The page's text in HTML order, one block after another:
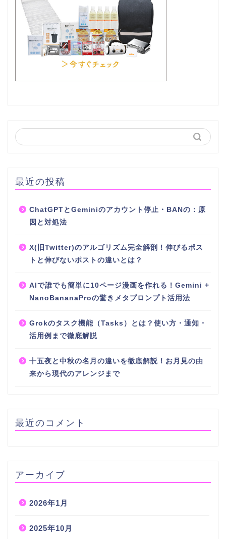
最近の投稿
ChatGPTとGeminiのアカウント停止・BANの：原
因と対処法
X(旧Twitter)のアルゴリズム完全解剖！伸びるポス
トと伸びないポストの違いとは？
AIで誰でも簡単に10ページ漫画を作れる！Gemini +
NanoBananaProの驚きメタプロンプト活用法
Grokのタスク機能（Tasks）とは？使い方・通知・
活用例まで徹底解説
十五夜と中秋の名月の違いを徹底解説！お月見の由
来から現代のアレンジまで
最近のコメント
アーカイブ
2026年1月
2025年10月